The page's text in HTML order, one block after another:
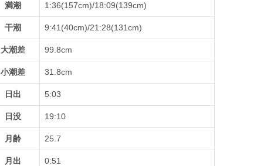
満潮 1:36(157cm)/18:09(139cm)
干潮 9:41(40cm)/21:28(131cm)
大潮差 99.8cm
小潮差 31.8cm
日出 5:03
日没 19:10
月齢 25.7
月出 0:51